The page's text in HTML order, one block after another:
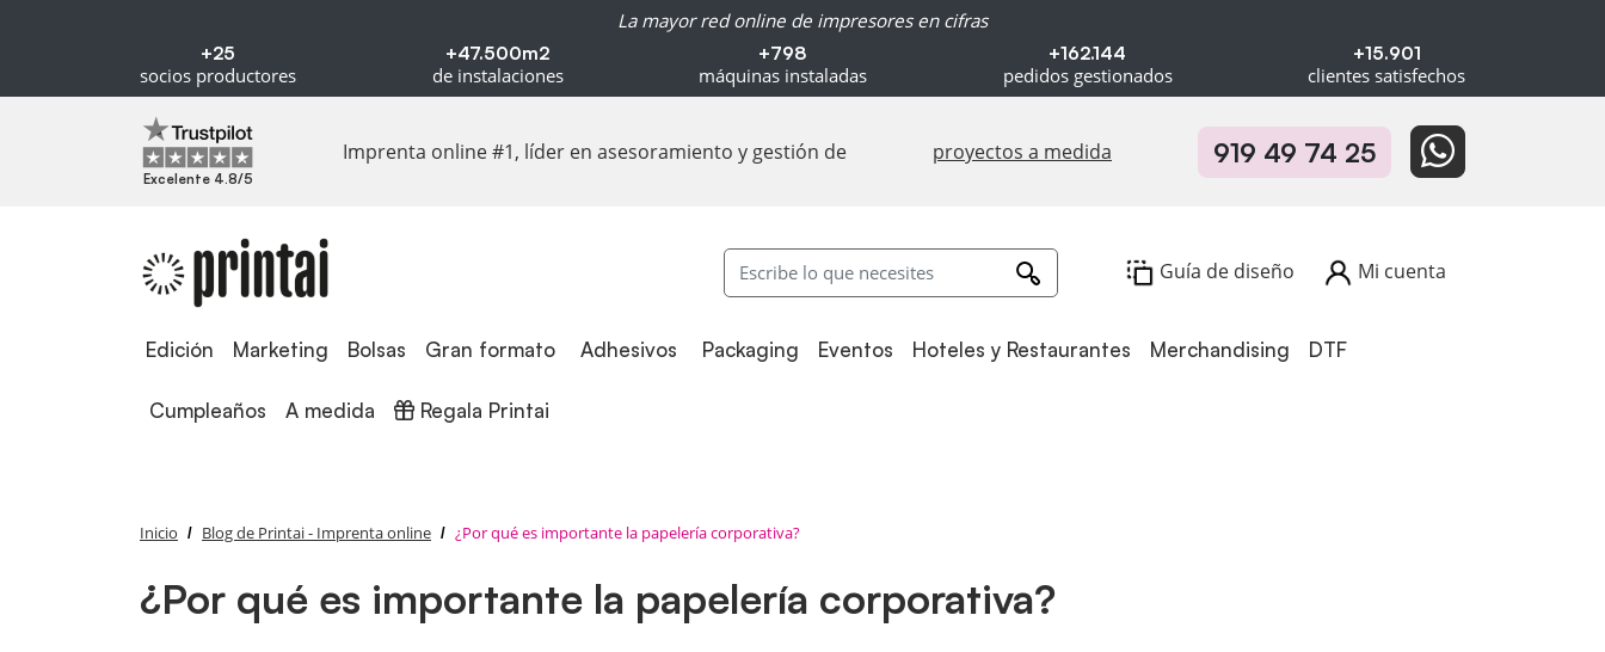
La mayor red online de impresores en cifras
+25
socios productores
+47.500m2
de instalaciones
+798
máquinas instaladas
+162.144
pedidos gestionados
+15.901
clientes satisfechos
Excelente 4.8/5
Imprenta online #1, líder en asesoramiento y gestión de proyectos a medida 919 49 74 25
Guía de diseño Mi cuenta
Edición
Edición Marketing Bolsas Gran formato Adhesivos
Adhesivos Packaging
Packaging Eventos Hoteles y Restaurantes Merchandising DTF
Cumpleaños A medida Regala Printai
Regala Printai
Inicio Blog de Printai - Imprenta online ¿Por qué es importante la papelería corporativa?
¿Por qué es importante la papelería corporativa?